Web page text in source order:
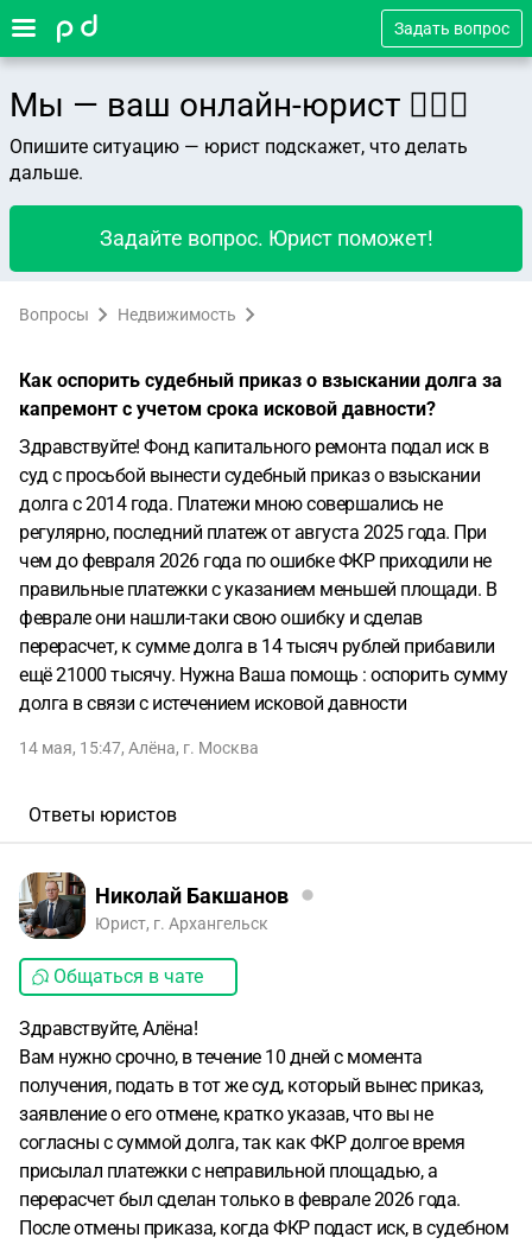
Задать вопрос
Мы — ваш онлайн-юрист 👨🏻‍⚖️
Опишите ситуацию — юрист подскажет, что делать
дальше.
Задайте вопрос. Юрист поможет!
Вопросы Недвижимость
Как оспорить судебный приказ о взыскании долга за
капремонт с учетом срока исковой давности?
Здравствуйте! Фонд капитального ремонта подал иск в
суд с просьбой вынести судебный приказ о взыскании
долга с 2014 года. Платежи мною совершались не
регулярно, последний платеж от августа 2025 года. При
чем до февраля 2026 года по ошибке ФКР приходили не
правильные платежки с указанием меньшей площади. В
феврале они нашли-таки свою ошибку и сделав
перерасчет, к сумме долга в 14 тысяч рублей прибавили
ещё 21000 тысячу. Нужна Ваша помощь : оспорить сумму
долга в связи с истечением исковой давности
14 мая, 15:47, Алёна, г. Москва
Ответы юристов
Николай Бакшанов
Юрист, г. Архангельск
Общаться в чате
Здравствуйте, Алёна!
Вам нужно срочно, в течение 10 дней с момента
получения, подать в тот же суд, который вынес приказ,
заявление о его отмене, кратко указав, что вы не
согласны с суммой долга, так как ФКР долгое время
присылал платежки с неправильной площадью, а
перерасчет был сделан только в феврале 2026 года.
После отмены приказа, когда ФКР подаст иск, в судебном